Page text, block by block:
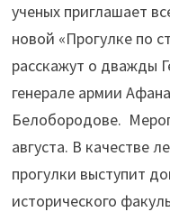
ученых приглашает
новой «Прогулке по
расскажут о дважды
генерале армии
Белобородове.
августа. В качестве
прогулки выступит
исторического